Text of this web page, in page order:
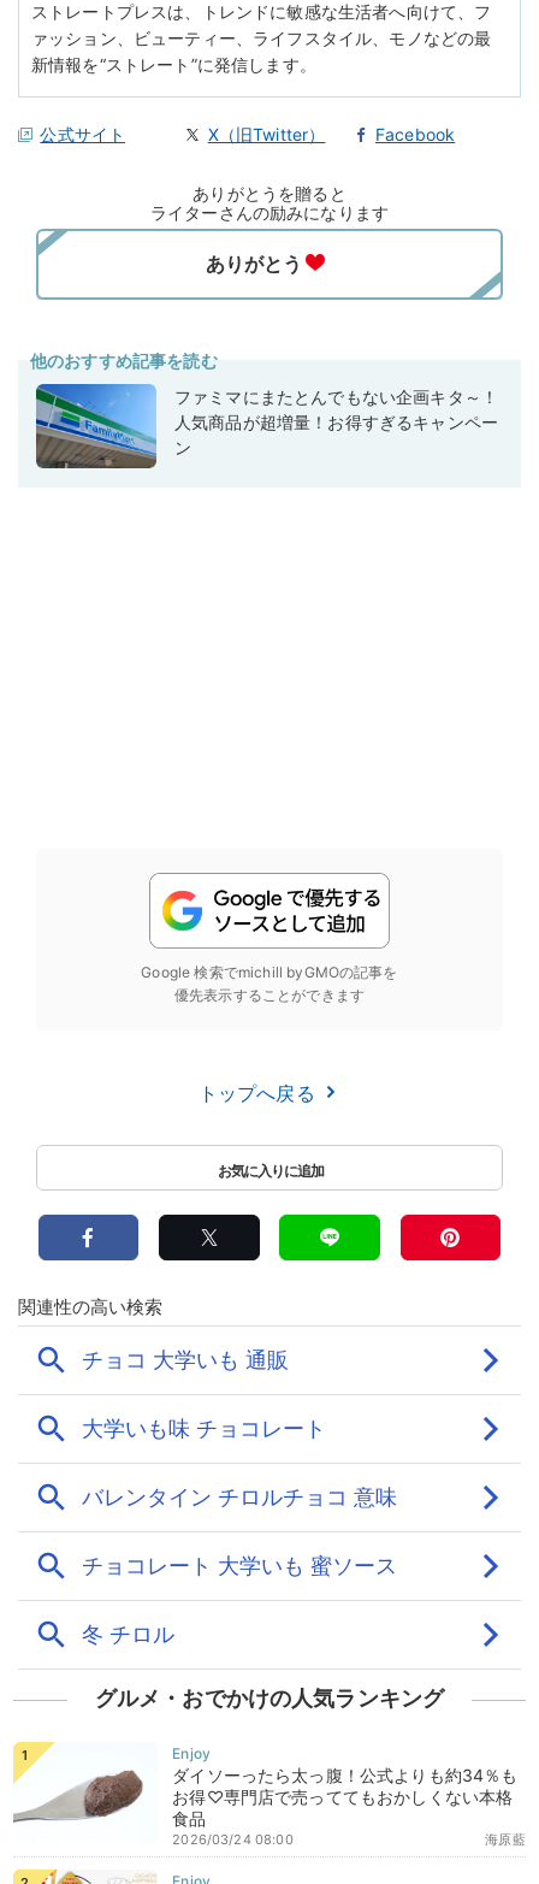
ストレートプレスは、トレンドに敏感な生活者へ向けて、フ
ァッション、ビューティー、ライフスタイル、モノなどの最
新情報を“ストレート”に発信します。
公式サイト X（旧Twitter） Facebook
ありがとうを贈ると
ライターさんの励みになります
他のおすすめ記事を読む
ファミマにまたとんでもない企画キタ～！
人気商品が超増量！お得すぎるキャンペー
ン
Google 検索でmichill byGMOの記事を
優先表示することができます
トップへ戻る
グルメ・おでかけの人気ランキング
ダイソーったら太っ腹！公式よりも約34％も
お得♡専門店で売っててもおかしくない本格
食品
海原藍
2026/03/24 08:00